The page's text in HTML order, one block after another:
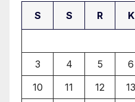
S S R K
3
4 5 6
10
11 12 13